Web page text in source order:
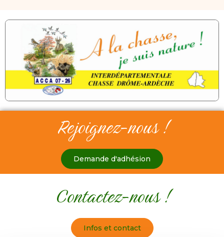
Rejoignez-nous !
Demande d'adhésion
Contactez-nous !
Infos et contact